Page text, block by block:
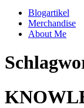
Blogartikel
Merchandise
About Me